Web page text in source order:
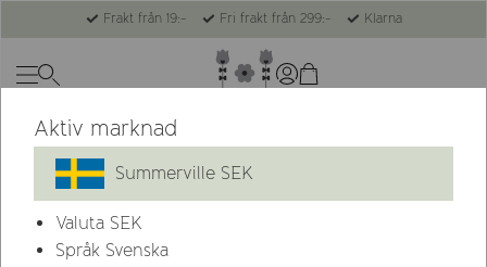
Frakt från 19:- Fri frakt från 299:- Klarna
Summerville Äta Muggar
Aktiv marknad
Summerville SEK
Valuta SEK
Språk Svenska